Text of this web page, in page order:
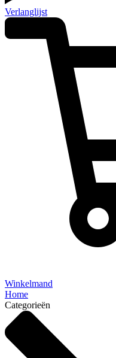
Verlanglijst
Winkelmand
Home
Categorieën